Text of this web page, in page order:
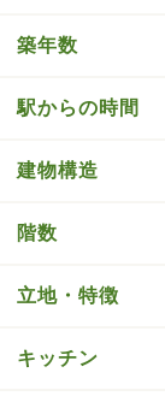
築年数
駅からの時間
建物構造
階数
立地・特徴
キッチン